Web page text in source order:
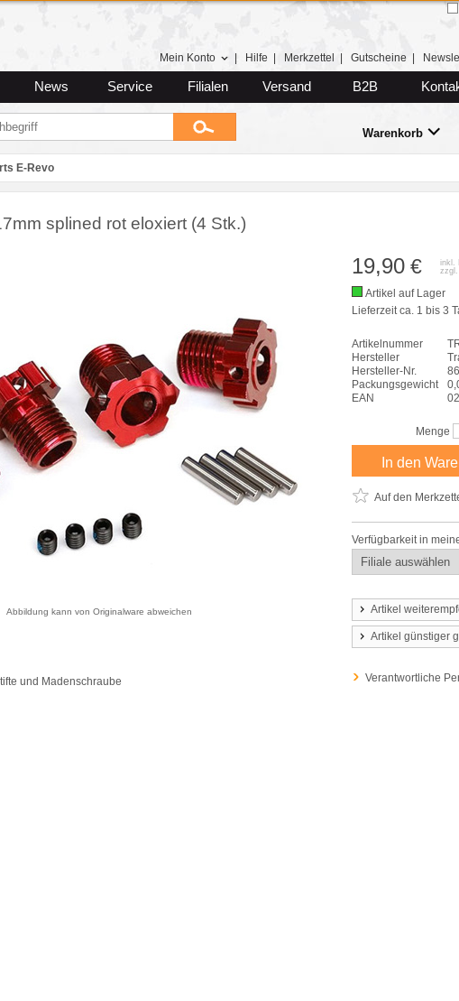
Mein Konto Hilfe Merkzettel Gutscheine
News Service Filialen Versand B2B
Warenkorb
E-Revo
splined rot eloxiert (4 Stk.)
Abbildung kann von Originalware abweichen
und Madenschraube
19,90 €
inkl.
zzgl.
Artikel auf Lager
Lieferzeit ca. 1 bis 3
Artikelnummer
Hersteller
Hersteller-Nr.
Packungsgewicht
EAN
Menge
In den
Auf den
Verfügbarkeit in
Artikel
Artikel günstiger
Verantwortliche